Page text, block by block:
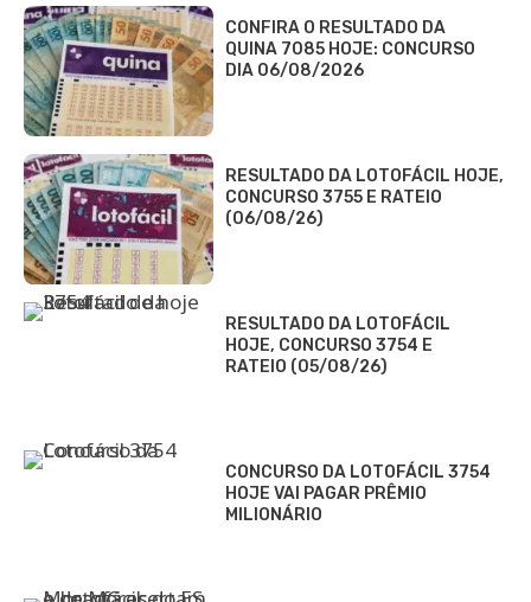
CONFIRA O RESULTADO DA
QUINA 7085 HOJE: CONCURSO
DIA 06/08/2026
RESULTADO DA LOTOFÁCIL HOJE,
CONCURSO 3755 E RATEIO
(06/08/26)
RESULTADO DA LOTOFÁCIL
HOJE, CONCURSO 3754 E
RATEIO (05/08/26)
CONCURSO DA LOTOFÁCIL 3754
HOJE VAI PAGAR PRÊMIO
MILIONÁRIO